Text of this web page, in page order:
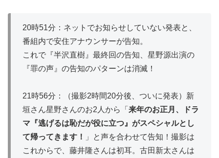
20時51分：ネットでお知らせしていない発表と、
番組内で安住アナウンサーが告知。
これで『半沢直樹』最終回の告知、星野源出演の
『罪の声』の告知のパターンは消滅！
21時56分：（撮影2時間20分後、ついに発表）新
垣さん星野さんのお2人から「 来年のお正月、ドラ
マ『逃げるは恥だが役に立つ』がスペシャルとし
て帰ってきます！
」と声を合わせて告知！撮影は
これからで、藤井隆さんは初耳。古田新太さんは